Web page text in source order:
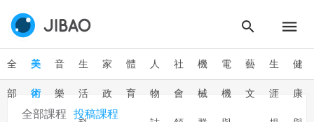
全
部
美
術
音
樂
生
活
家
政
體
育
人
物
社
會
機
械
電
機
藝
文
生
涯
健
康
全部課程 投稿課程